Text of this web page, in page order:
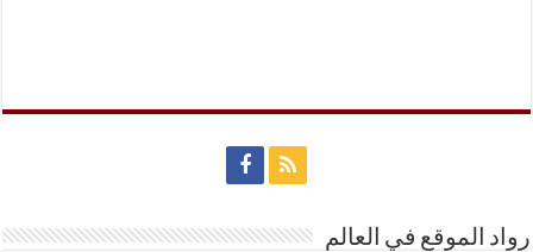
رواد الموقع في العالم